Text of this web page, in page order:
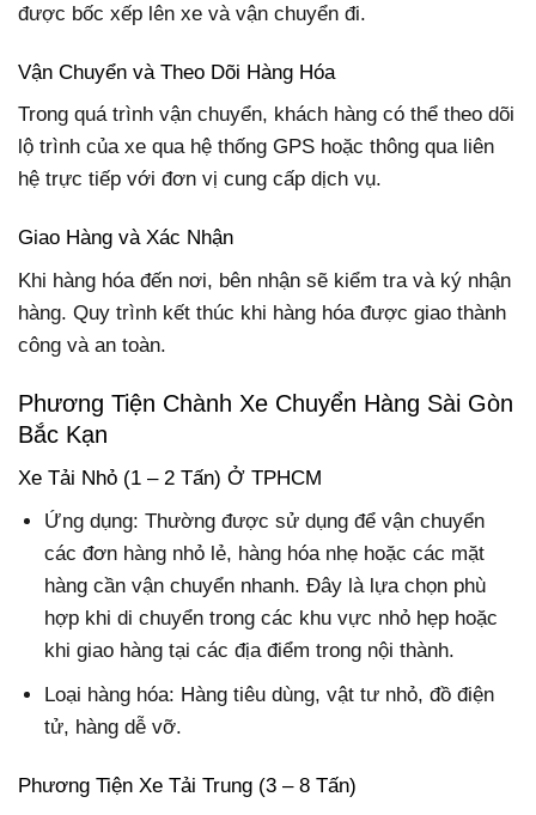
được bốc xếp lên xe và vận chuyển đi.
Vận Chuyển và Theo Dõi Hàng Hóa
Trong quá trình vận chuyển, khách hàng có thể theo dõi
lộ trình của xe qua hệ thống GPS hoặc thông qua liên
hệ trực tiếp với đơn vị cung cấp dịch vụ.
Giao Hàng và Xác Nhận
Khi hàng hóa đến nơi, bên nhận sẽ kiểm tra và ký nhận
hàng. Quy trình kết thúc khi hàng hóa được giao thành
công và an toàn.
Phương Tiện Chành Xe Chuyển Hàng Sài Gòn
Bắc Kạn
Xe Tải Nhỏ (1 – 2 Tấn) Ở TPHCM
Ứng dụng: Thường được sử dụng để vận chuyển
các đơn hàng nhỏ lẻ, hàng hóa nhẹ hoặc các mặt
hàng cần vận chuyển nhanh. Đây là lựa chọn phù
hợp khi di chuyển trong các khu vực nhỏ hẹp hoặc
khi giao hàng tại các địa điểm trong nội thành.
Loại hàng hóa: Hàng tiêu dùng, vật tư nhỏ, đồ điện
tử, hàng dễ vỡ.
Phương Tiện Xe Tải Trung (3 – 8 Tấn)